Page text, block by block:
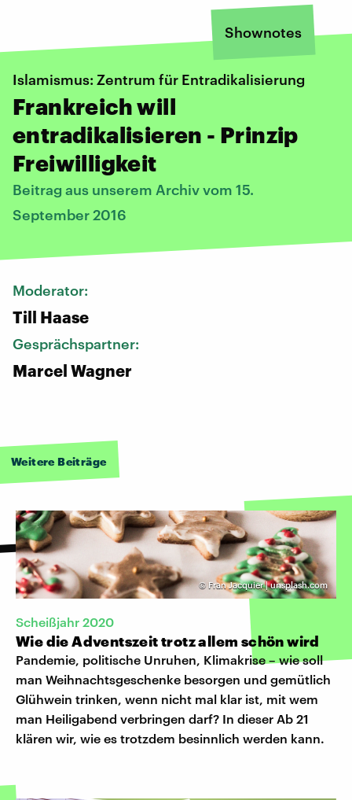
Shownotes
Islamismus: Zentrum für Entradikalisierung
Frankreich will
entradikalisieren - Prinzip
Freiwilligkeit
Beitrag aus unserem Archiv vom 15.
September 2016
Moderator:
Till Haase
Gesprächspartner:
Marcel Wagner
Weitere Beiträge
© Fran Jacquier | unsplash.com
Scheißjahr 2020
Wie die Adventszeit trotz allem schön wird
Pandemie, politische Unruhen, Klimakrise – wie soll
man Weihnachtsgeschenke besorgen und gemütlich
Glühwein trinken, wenn nicht mal klar ist, mit wem
man Heiligabend verbringen darf? In dieser Ab 21
klären wir, wie es trotzdem besinnlich werden kann.